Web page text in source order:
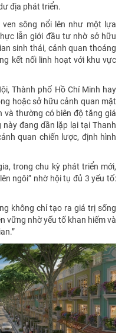
địa phát triển.
sông nổi lên như một lựa
lẫn giới đầu tư nhờ sở hữu
sinh thái, cảnh quan thoáng
kết nối linh hoạt với khu vực
Thành phố Hồ Chí Minh hay
hoặc sở hữu cảnh quan mặt
thường có biên độ tăng giá
đang dần lặp lại tại Thanh
quan chiến lược, định hình
trong chu kỳ phát triển mới,
ngôi” nhờ hội tụ đủ 3 yếu tố:
không chỉ tạo ra giá trị sống
vững nhờ yếu tố khan hiếm và